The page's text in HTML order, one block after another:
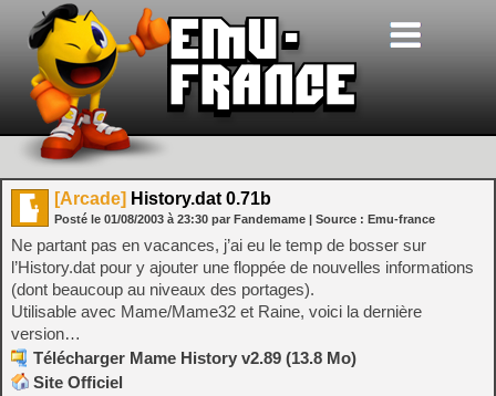
[Arcade] History.dat 0.71b
Posté le 01/08/2003 à 23:30 par Fandemame | Source : Emu-france
Ne partant pas en vacances, j’ai eu le temp de bosser sur
l’History.dat pour y ajouter une floppée de nouvelles informations
(dont beaucoup au niveaux des portages).
Utilisable avec Mame/Mame32 et Raine, voici la dernière
version…
Télécharger Mame History v2.89 (13.8 Mo)
Site Officiel